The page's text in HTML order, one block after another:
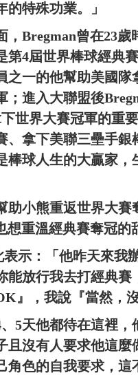
的特殊功業。」
，Bregman曾在23歲
第4屆世界棒球經典
之一的他幫助美國隊
；進入大聯盟後
世界大賽冠軍的重
、拿下美聯三壘手銀
棒球人生的大贏家，
助小熊重返世界大賽
想重溫經典賽奪冠的
示：「他昨天來我
能放行我去打經典
』，我說『當然，沒
、5天他都待在這裡
且沒有人要求他這麼
角色的自我要求，這